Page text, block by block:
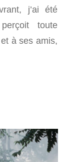
j’ai été
toute
et à ses amis,